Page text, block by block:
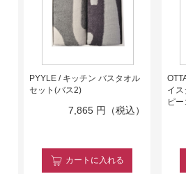
PYYLE / キッチン バスタオル
セット(バス2)
7,865 円（税込）
カート に入れる
イス
ピ